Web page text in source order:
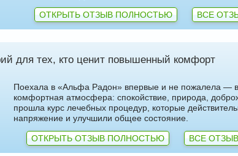
ОТКРЫТЬ ОТЗЫВ ПОЛНОСТЬЮ ВСЕ
для тех, кто ценит повышенный комфорт
Поехала в «Альфа Радон» впервые и не пожалела —
комфортная атмосфера: спокойствие, природа,
прошла курс лечебных процедур, которые
напряжение и улучшили общее состояние.
ОТКРЫТЬ ОТЗЫВ ПОЛНОСТЬЮ ВСЕ